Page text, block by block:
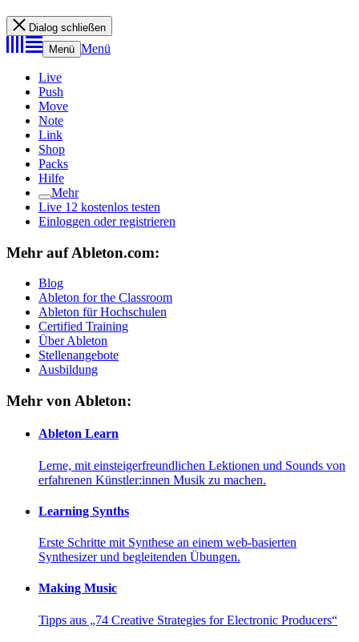
Dialog schließen
Menü Menü
Live
Push
Move
Note
Link
Shop
Packs
Hilfe
Mehr
Live 12 kostenlos testen
Einloggen oder registrieren
Mehr auf Ableton.com:
Blog
Ableton for the Classroom
Ableton für Hochschulen
Certified Training
Über Ableton
Stellenangebote
Ausbildung
Mehr von Ableton:
Ableton Learn
Lerne, mit einsteigerfreundlichen Lektionen und Sounds von
erfahrenen Künstler:innen Musik zu machen.
Learning Synths
Erste Schritte mit Synthese an einem web-basierten
Synthesizer und begleitenden Übungen.
Making Music
Tipps aus „74 Creative Strategies for Electronic Producers“